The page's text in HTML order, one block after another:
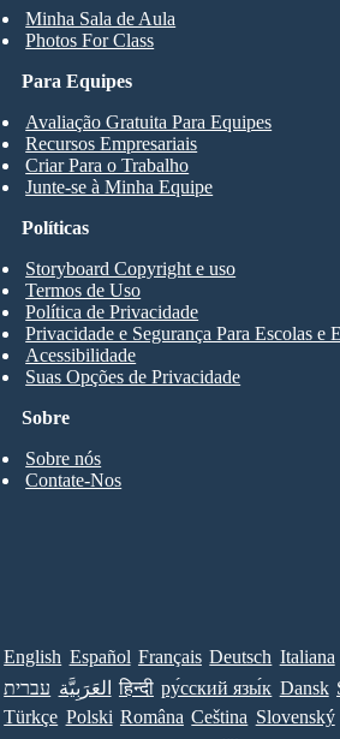
Minha Sala de Aula
Photos For Class
Para Equipes
Avaliação Gratuita Para Equipes
Recursos Empresariais
Criar Para o Trabalho
Junte-se à Minha Equipe
Sobre
Sobre nós
Contate-Nos
Políticas
Storyboard Copyright e uso
Termos de Uso
Política de Privacidade
Privacidade e Segurança Para Escolas e
Acessibilidade
Suas Opções de Privacidade
English Español Français Deutsch Italiana
עברית العَرَبِيَّة हिन्दी ру́сский язы́к Dansk
Türkçe Polski Româna Ceština Slovenský